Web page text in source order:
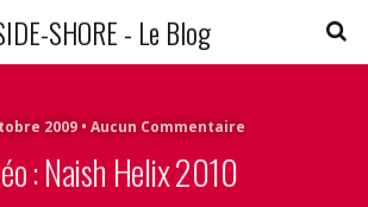
SHORE - Le Blog
2009 • Aucun Commentaire
: Naish Helix 2010